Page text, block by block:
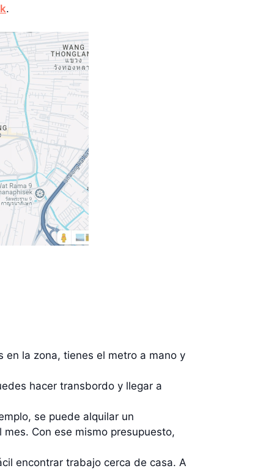
.
en la zona, tienes el metro a mano y
hacer transbordo y llegar a
se puede alquilar un
Con ese mismo presupuesto,
encontrar trabajo cerca de casa. A